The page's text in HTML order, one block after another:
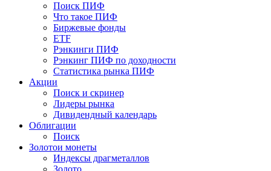
Поиск ПИФ
Что такое ПИФ
Биржевые фонды
ETF
Рэнкинги ПИФ
Рэнкинг ПИФ по доходности
Статистика рынка ПИФ
Акции
Поиск и скринер
Лидеры рынка
Дивидендный календарь
Облигации
Поиск
Золотои монеты
Индексы драгметаллов
Золото